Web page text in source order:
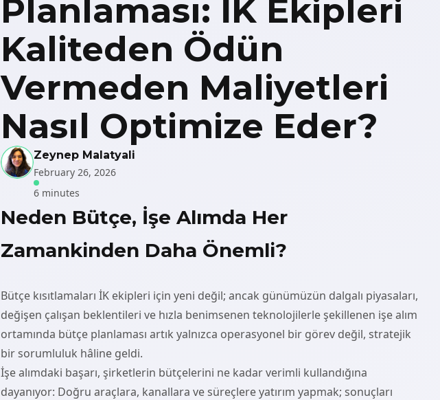
Planlaması: İK Ekipleri
Kaliteden Ödün
Vermeden Maliyetleri
Nasıl Optimize Eder?
Zeynep Malatyali
February 26, 2026
6 minutes
Neden Bütçe, İşe Alımda Her
Zamankinden Daha Önemli?
Bütçe kısıtlamaları İK ekipleri için yeni değil; ancak günümüzün dalgalı piyasaları,
değişen çalışan beklentileri ve hızla benimsenen teknolojilerle şekillenen işe alım
ortamında bütçe planlaması artık yalnızca operasyonel bir görev değil, stratejik
bir sorumluluk hâline geldi.
İşe alımdaki başarı, şirketlerin bütçelerini ne kadar verimli kullandığına
dayanıyor: Doğru araçlara, kanallara ve süreçlere yatırım yapmak; sonuçları